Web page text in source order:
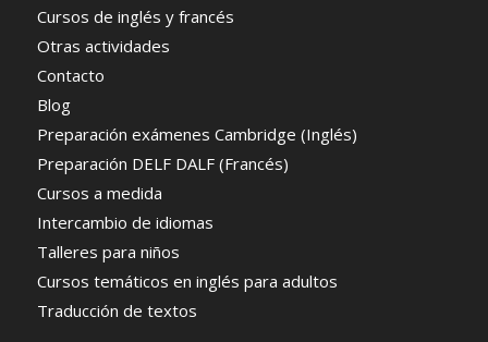
Cursos de inglés y francés
Otras actividades
Contacto
Blog
Preparación exámenes Cambridge (Inglés)
Preparación DELF DALF (Francés)
Cursos a medida
Intercambio de idiomas
Talleres para niños
Cursos temáticos en inglés para adultos
Traducción de textos